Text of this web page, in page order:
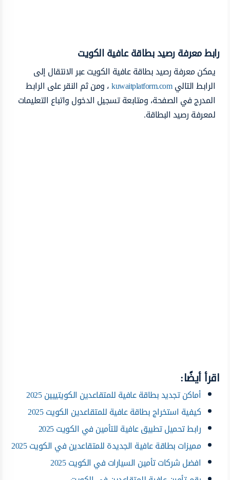
رابط معرفة رصيد بطاقة عافية الكويت
يمكن معرفة رصيد بطاقة عافية الكويت عبر الانتقال إلى
الرابط التاليkuwaitplatform.com، ومن ثم النقر على الرابط
المدرج في الصفحة، ومتابعة تسجيل الدخول واتباع التعليمات
لمعرفة رصيد البطاقة.
اقرأ أيضًا:
أماكن تجديد بطاقة عافية للمتقاعدين الكويتييين 2025
كيفية استخراج بطاقة عافية للمتقاعدين الكويت 2025
رابط تحميل تطبيق عافية للتأمين في الكويت 2025
مميزات بطاقة عافية الجديدة للمتقاعدين في الكويت 2025
افضل شركات تأمين السيارات في الكويت 2025